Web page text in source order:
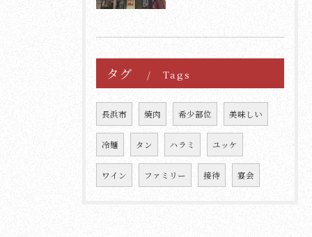
タグ Tags
長浜市 焼肉 希少部位 美味しい
冷麺 タン ハラミ ユッケ
ワイン ファミリー 接待 宴会